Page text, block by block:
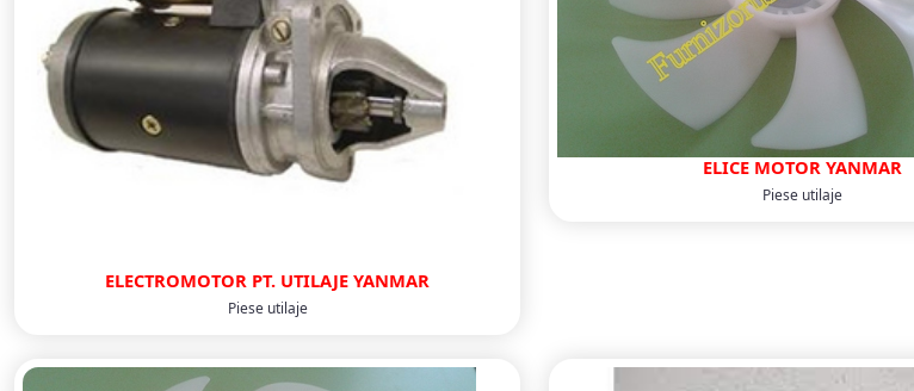
ELECTROMOTOR PT. UTILAJE YANMAR
Piese utilaje
ELICE MOTOR YANMAR
Piese utilaje